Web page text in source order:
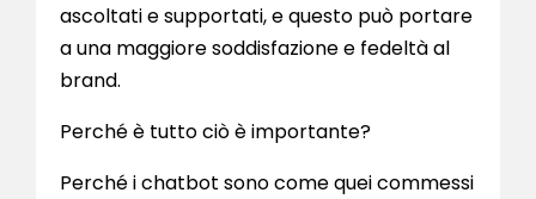
ascoltati e supportati, e questo può portare
a una maggiore soddisfazione e fedeltà al
brand.
Perché è tutto ciò è importante?
Perché i chatbot sono come quei commessi